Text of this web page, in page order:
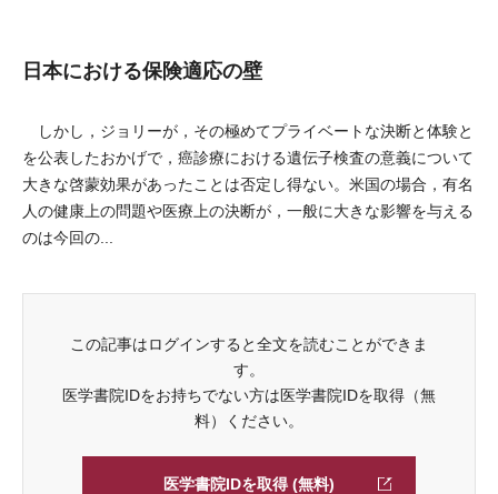
日本における保険適応の壁
しかし，ジョリーが，その極めてプライベートな決断と体験と
を公表したおかげで，癌診療における遺伝子検査の意義について
大きな啓蒙効果があったことは否定し得ない。米国の場合，有名
人の健康上の問題や医療上の決断が，一般に大きな影響を与える
のは今回の...
この記事はログインすると全文を読むことができま
す。
医学書院IDをお持ちでない方は医学書院IDを取得（無
料）ください。
医学書院IDを取得 (無料)